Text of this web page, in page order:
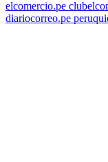
elcomercio.pe
diariocorreo.pe